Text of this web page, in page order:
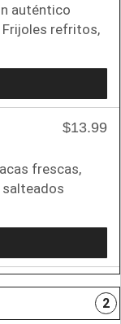
auténtico
Frijoles refritos,
$13.99
frescas,
salteados
2